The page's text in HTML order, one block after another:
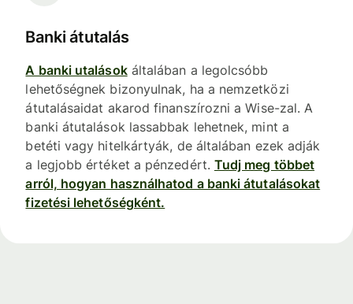
Banki átutalás
A banki utalásokáltalában a legolcsóbb
lehetőségnek bizonyulnak, ha a nemzetközi
átutalásaidat akarod finanszírozni a Wise-zal. A
banki átutalások lassabbak lehetnek, mint a
betéti vagy hitelkártyák, de általában ezek adják
a legjobb értéket a pénzedért. Tudj meg többet
arról, hogyan használhatod a banki átutalásokat
fizetési lehetőségként.